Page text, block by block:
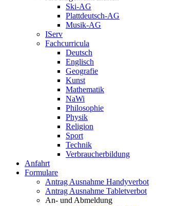
Ski-AG
Plattdeutsch-AG
Musik-AG
IServ
Fachcurricula
Deutsch
Englisch
Geografie
Kunst
Mathematik
NaWi
Philosophie
Physik
Religion
Sport
Technik
Verbraucherbildung
Anfahrt
Formulare
Antrag Ausnahme Handyverbot
Antrag Ausnahme Tabletverbot
An- und Abmeldung